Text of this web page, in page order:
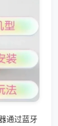
通过蓝牙